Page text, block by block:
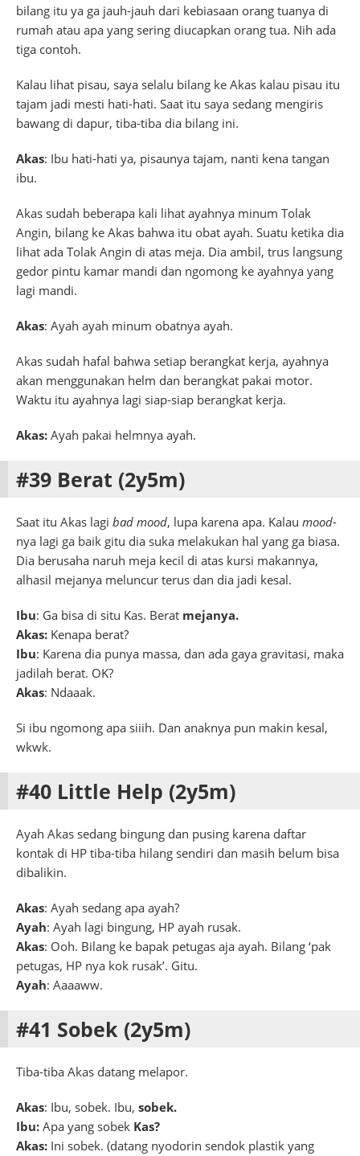
bilang itu ya ga jauh-jauh dari kebiasaan orang tuanya di
rumah atau apa yang sering diucapkan orang tua. Nih ada
tiga contoh.
Kalau lihat pisau, saya selalu bilang ke Akas kalau pisau itu
tajam jadi mesti hati-hati. Saat itu saya sedang mengiris
bawang di dapur, tiba-tiba dia bilang ini.
Akas: Ibu hati-hati ya, pisaunya tajam, nanti kena tangan
ibu.
Akas sudah beberapa kali lihat ayahnya minum Tolak
Angin, bilang ke Akas bahwa itu obat ayah. Suatu ketika dia
lihat ada Tolak Angin di atas meja. Dia ambil, trus langsung
gedor pintu kamar mandi dan ngomong ke ayahnya yang
lagi mandi.
Akas: Ayah ayah minum obatnya ayah.
Akas sudah hafal bahwa setiap berangkat kerja, ayahnya
akan menggunakan helm dan berangkat pakai motor.
Waktu itu ayahnya lagi siap-siap berangkat kerja.
Akas: Ayah pakai helmnya ayah.
#39 Berat (2y5m)
Saat itu Akas lagi bad mood, lupa karena apa. Kalau mood-
nya lagi ga baik gitu dia suka melakukan hal yang ga biasa.
Dia berusaha naruh meja kecil di atas kursi makannya,
alhasil mejanya meluncur terus dan dia jadi kesal.
Ibu: Ga bisa di situ Kas. Berat mejanya.
Akas: Kenapa berat?
Ibu: Karena dia punya massa, dan ada gaya gravitasi, maka
jadilah berat. OK?
Akas: Ndaaak.
Si ibu ngomong apa siiih. Dan anaknya pun makin kesal,
wkwk.
#40 Little Help (2y5m)
Ayah Akas sedang bingung dan pusing karena daftar
kontak di HP tiba-tiba hilang sendiri dan masih belum bisa
dibalikin.
Akas: Ayah sedang apa ayah?
Ayah: Ayah lagi bingung, HP ayah rusak.
Akas: Ooh. Bilang ke bapak petugas aja ayah. Bilang ‘pak
petugas, HP nya kok rusak’. Gitu.
Ayah: Aaaaww.
#41 Sobek (2y5m)
Tiba-tiba Akas datang melapor.
Akas: Ibu, sobek. Ibu, sobek.
Ibu: Apa yang sobek Kas?
Akas: Ini sobek. (datang nyodorin sendok plastik yang